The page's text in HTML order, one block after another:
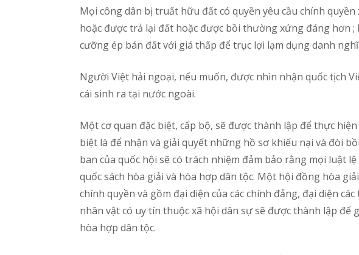
Mọi công dân bị truất hữu đất có quyền yêu cầu chính
hoặc được trả lại đất hoặc được bồi thường xứng đáng hơn
cưỡng ép bán đất với giá thấp để trục lợi lạm dụng danh
Người Việt hải ngoại, nếu muốn, được nhìn nhận quốc tịch
cái sinh ra tại nước ngoài.
Một cơ quan đặc biệt, cấp bộ, sẽ được thành lập để thực
biệt là để nhận và giải quyết những hồ sơ khiếu nại và đòi
ban của quốc hội sẽ có trách nhiệm đảm bảo rằng mọi luật
quốc sách hòa giải và hòa hợp dân tộc. Một hội đồng hòa
chính quyền và gồm đại diện của các chính đảng, đại diện các
nhân vật có uy tín thuộc xã hội dân sự sẽ được thành lập để
hòa hợp dân tộc.